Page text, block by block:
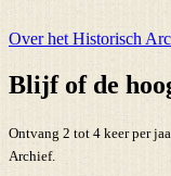
Over het Historisch
Blijf of de
Ontvang 2 tot 4 keer per
Archief.